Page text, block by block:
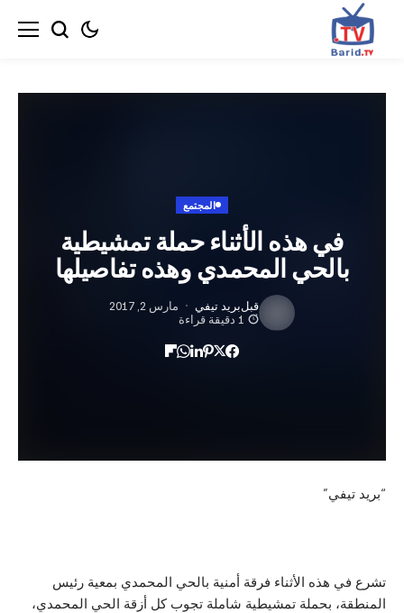
هذه الأثناء حملة تمشيطية
المحمدي وهذه تفاصيلها
بريد تيفي
مارس 2, 2017
الأثناء فرقة أمنية بالحي المحمدي بمعية رئيس
بحملة تمشيطية شاملة تجوب كل أزقة الحي المحمدي،